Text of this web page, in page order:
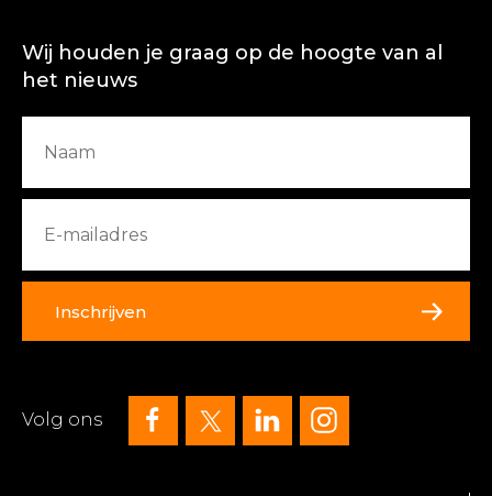
Wij houden je graag op de hoogte van al
het nieuws
Inschrijven
Volg ons